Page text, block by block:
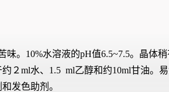
。10%水溶液的pH值6.5~7.5。晶
２ml水、1.5 ml乙醇和约10ml甘油。
发色助剂。